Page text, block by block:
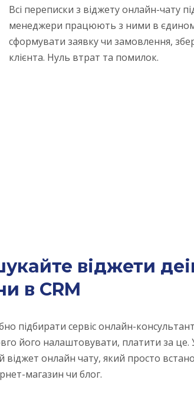
Всі переписки з віджету онлайн-чату
менеджери працюють з ними в
сформувати заявку чи замовлення,
клієнта. Нуль втрат та помилок.
віджети
в CRM
підбирати сервіс онлайн-
його налаштовувати, платити за це.
віджет онлайн чату, який просто
магазин чи блог.